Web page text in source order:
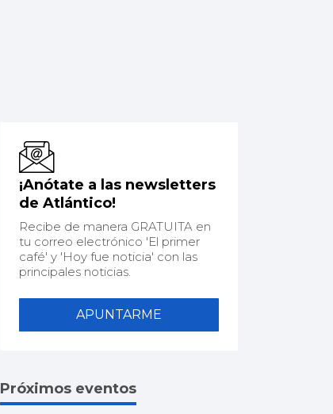
¡Anótate a las newsletters
de Atlántico!
Recibe de manera GRATUITA en
tu correo electrónico 'El primer
café' y 'Hoy fue noticia' con las
principales noticias.
APUNTARME
Próximos eventos